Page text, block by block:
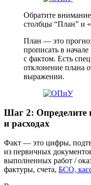
Обратите
столбцы “План” и
План — это
прописать в
с фактом. Есть
отклонение плана
выражении.
Шаг 2: Определите
и расходах
Факт — это цифры,
из первичных
выполненных работ /
фактуры, счета, БСО,